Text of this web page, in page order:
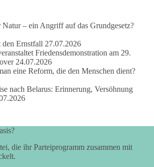
nützt.
nicht weiterbringt.
der Absender eines Antrags oder das
Anhalt?
Auf Facebook ansehen
Natur – ein Angriff auf das Grundgesetz?
den Ernstfall 27.07.2026
Friedensdemonstration am 29.
24.07.2026
eine Reform, die den Menschen dient?
nach Belarus: Erinnerung, Versöhnung
die ihr Parteiprogramm zusammen mit